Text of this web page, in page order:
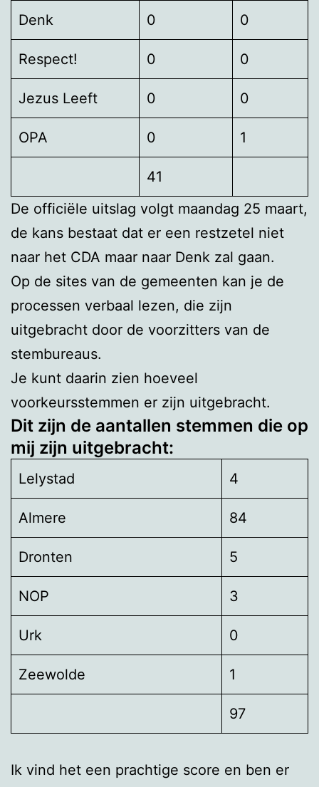
Denk 0 0
Respect! 0 0
Jezus Leeft 0 0
OPA 0 1
41
De officiële uitslag volgt maandag 25 maart,
de kans bestaat dat er een restzetel niet
naar het CDA maar naar Denk zal gaan.
Op de sites van de gemeenten kan je de
processen verbaal lezen, die zijn
uitgebracht door de voorzitters van de
stembureaus.
Je kunt daarin zien hoeveel
voorkeursstemmen er zijn uitgebracht.
Dit zijn de aantallen stemmen die op
mij zijn uitgebracht:
Lelystad 4
Almere 84
Dronten 5
NOP 3
Urk 0
Zeewolde 1
97
Ik vind het een prachtige score en ben er